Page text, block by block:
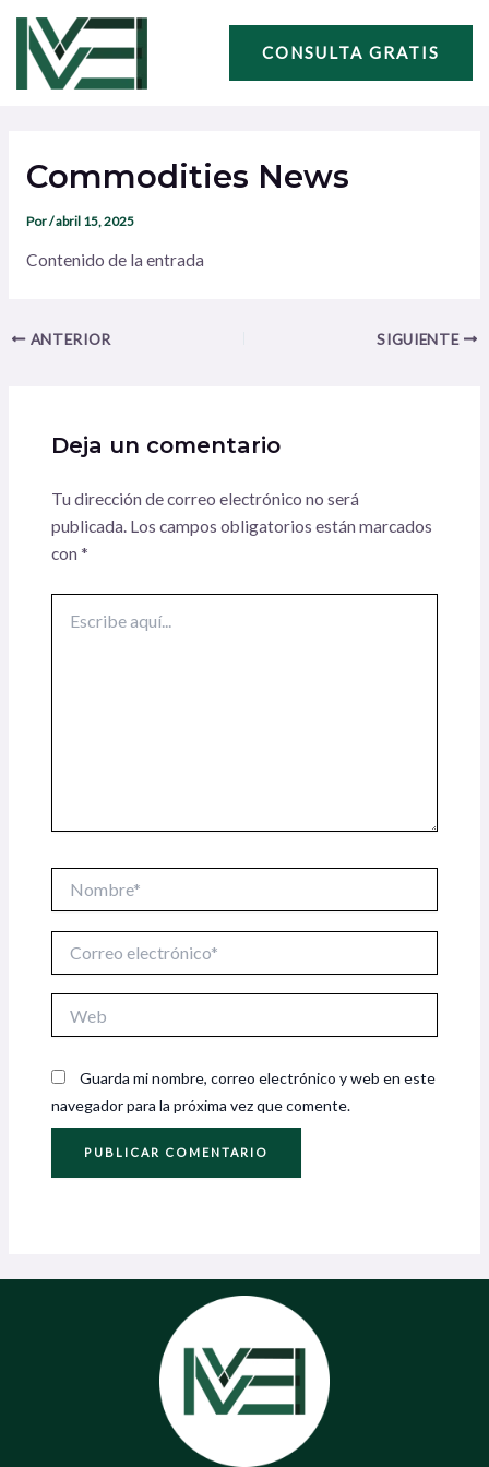
contenido
CONSULTA GRATIS
Commodities News
Por/abril 15, 2025
Contenido de la entrada
entradas
ANTERIOR SIGUIENTE
Deja un comentario
Tu dirección de correo electrónico no será
publicada. Los campos obligatorios están marcados
con *
aquí...
electrónico*
Guarda mi nombre, correo electrónico y web en este
navegador para la próxima vez que comente.